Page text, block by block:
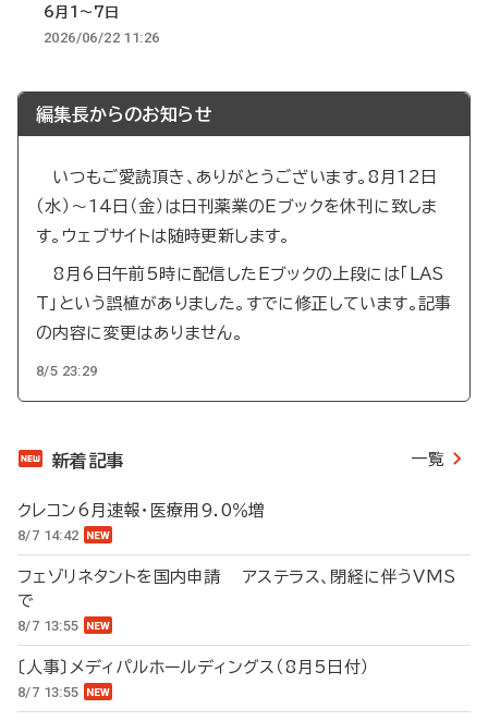
6月1～7日
2026/06/22 11:26
編集長からのお知らせ
いつもご愛読頂き、ありがとうございます。8月12日
（水）～14日（金）は日刊薬業のEブックを休刊に致しま
す。ウェブサイトは随時更新します。
8月6日午前5時に配信したEブックの上段には「LAS
T」という誤植がありました。すでに修正しています。記事
の内容に変更はありません。
8/5 23:29
新着記事 一覧
クレコン6月速報・医療用9.0％増
8/7 14:42
フェゾリネタントを国内申請 アステラス、閉経に伴うVMS
で
8/7 13:55
〔人事〕メディパルホールディングス（8月5日付）
8/7 13:55